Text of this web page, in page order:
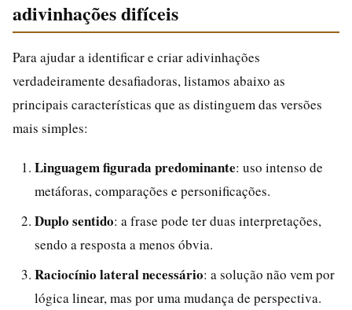
adivinhações difíceis
Para ajudar a identificar e criar adivinhações
verdadeiramente desafiadoras, listamos abaixo as
principais características que as distinguem das versões
mais simples:
Linguagem figurada predominante: uso intenso de
metáforas, comparações e personificações.
Duplo sentido: a frase pode ter duas interpretações,
sendo a resposta a menos óbvia.
Raciocínio lateral necessário: a solução não vem por
lógica linear, mas por uma mudança de perspectiva.